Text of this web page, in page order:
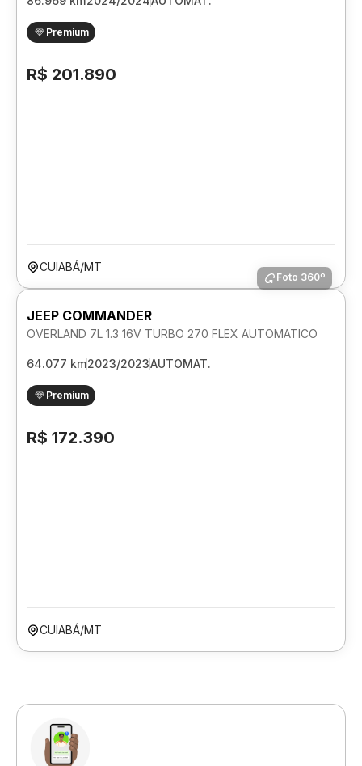
Premium
R$ 201.890
CUIABÁ/MT
Foto 360º
JEEP COMMANDER
OVERLAND 7L 1.3 16V TURBO 270 FLEX AUTOMATICO
64.077 km2023/2023AUTOMAT.
Premium
R$ 172.390
CUIABÁ/MT